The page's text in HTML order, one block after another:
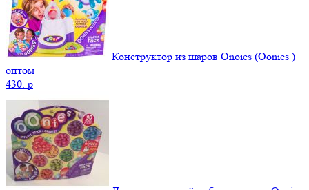
Конструктор из шаров Onoies (Oonies )
оптом
430. p